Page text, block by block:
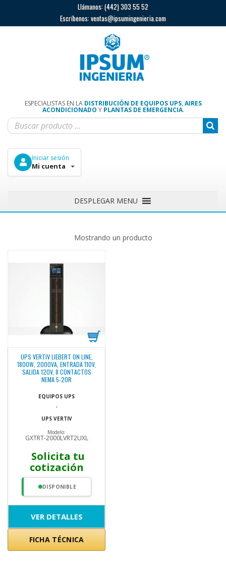
Llámanos:(442) 303 55 52
Escríbenos:ventas@ipsumingenieria.com
ESPECIALISTAS EN LA DISTRIBUCIÓN DE EQUIPOS UPS, AIRES
ACONDICIONADO Y PLANTAS DE EMERGENCIA.
Iniciar sesión
Mi cuenta
DESPLEGAR MENU
Mostrando un producto
UPS VERTIV LIEBERT ON LINE,
1800W, 2000VA, ENTRADA 110V,
SALIDA 120V, 8 CONTACTOS
NEMA 5-20R
EQUIPOS UPS
,
UPS VERTIV
Modelo:
GXTRT-2000LVRT2UXL
Solicita tu
cotización
DISPONIBLE
VER DETALLES
FICHA TÉCNICA